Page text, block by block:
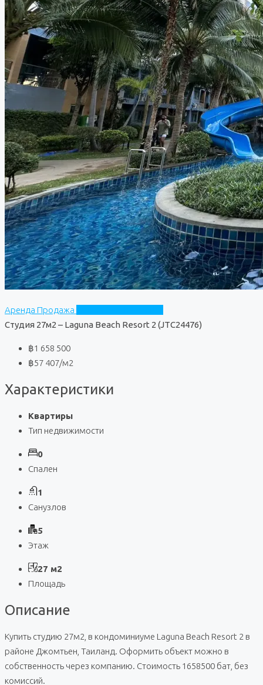
Аренда Продажа
Студия 27м2 – Laguna Beach Resort 2 (JTC24476)
฿1 658 500
฿57 407/м2
Характеристики
Квартиры
Тип недвижимости
0
Спален
1
Санузлов
5
Этаж
27 м2
Площадь
Описание
Купить студию 27м2, в кондоминиуме Laguna Beach Resort 2 в
районе Джомтьен, Таиланд. Оформить объект можно в
собственность через компанию. Стоимость 1658500 бат, без
комиссий.